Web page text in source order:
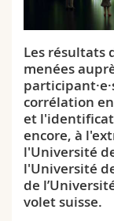
Sciences et
Collaborateurs
Doctorants
Webmail
Programme
MyUnifr
Les résultats
menées
corrélation
et
encore, à
l'Université
l'Université
de
volet suisse.